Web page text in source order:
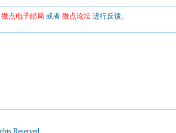
微点电子邮局 或者 微点论坛 进行反馈。
Reserved